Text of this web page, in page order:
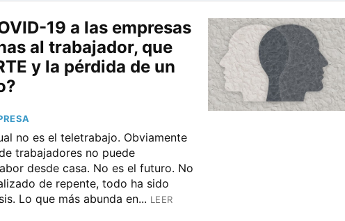
19 a las empresas
al trabajador, que
y la pérdida de un
no es el teletrabajo. Obviamente
trabajadores no puede
desde casa. No es el futuro. No
de repente, todo ha sido
Lo que más abunda en... LEER